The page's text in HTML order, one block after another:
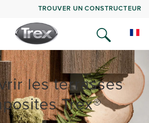
TROUVER UN CONSTRUCTEUR
les terrasses
Trex®